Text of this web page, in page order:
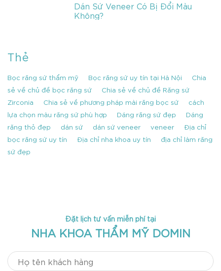
Dán Sứ Veneer Có Bị Đổi Màu
Không?
Thẻ
Bọc răng sứ thẩm mỹ Bọc răng sứ uy tín tại Hà Nội
Chia
sẻ về chủ đề bọc răng sứ
Chia sẻ về chủ đề Răng sứ
Zirconia
Chia sẻ về phương pháp mài răng bọc sứ
cách
lựa chọn màu răng sứ phù hợp
Dáng răng sứ đẹp
Dáng
răng thỏ đẹp
dán sứ dán sứ veneer veneer
Địa chỉ
bọc răng sứ uy tín
Địa chỉ nha khoa uy tín
địa chỉ làm răng
sứ đẹp
Đặt lịch tư vấn miễn phí tại
NHA KHOA THẨM MỸ DOMIN